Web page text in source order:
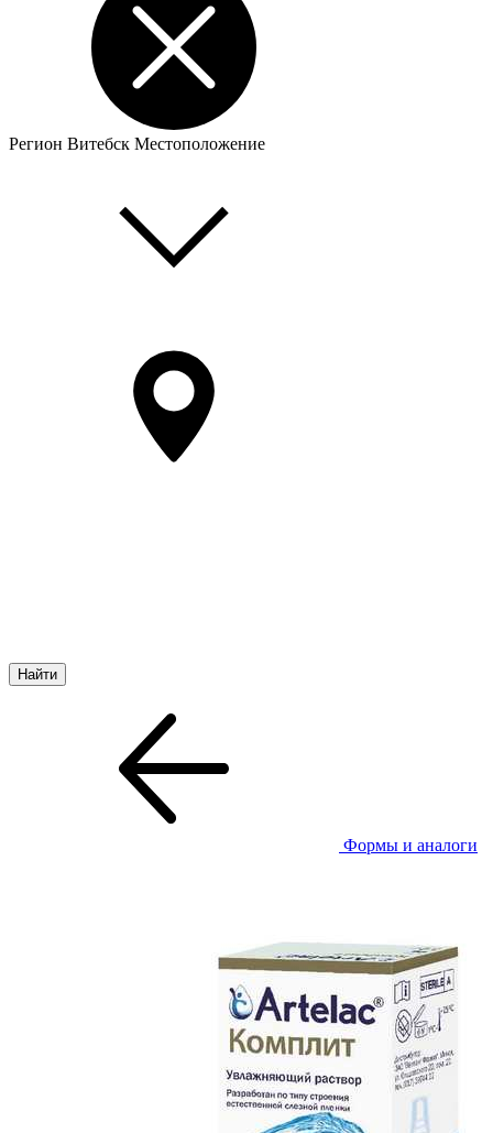
Регион Витебск Местоположение
Формы и аналоги